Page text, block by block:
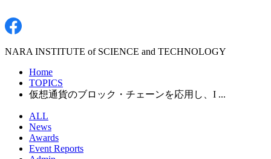
NARA INSTITUTE of SCIENCE and TECHNOLOGY
Home
TOPICS
仮想通貨のブロック・チェーンを応用し、I ...
ALL
News
Awards
Event Reports